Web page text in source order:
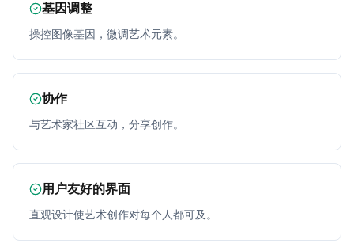
基因调整
操控图像基因，微调艺术元素。
协作
与艺术家社区互动，分享创作。
用户友好的界面
直观设计使艺术创作对每个人都可及。